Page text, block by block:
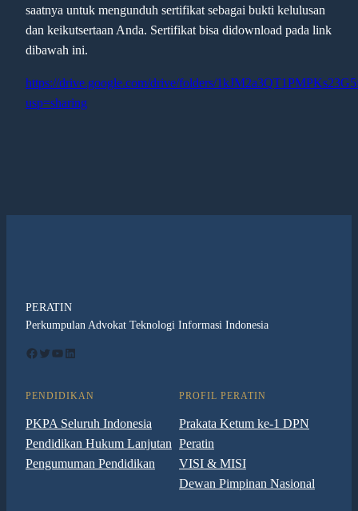
saatnya untuk mengunduh sertifikat sebagai bukti kelulusan
dan keikutsertaan Anda. Sertifikat bisa didownload pada link
dibawah ini.
https://drive.google.com/drive/folders/
usp=sharing
PERATIN
Perkumpulan Advokat Teknologi Informasi Indonesia
Facebook Twitter YouTube LinkedIn
PENDIDIKAN
PKPA Seluruh Indonesia
Pendidikan Hukum Lanjutan
Pengumuman Pendidikan
PROFIL PERATIN
Prakata Ketum ke-1 DPN
Peratin
VISI & MISI
Dewan Pimpinan Nasional